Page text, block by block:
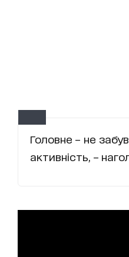
Головне – не
активність, –